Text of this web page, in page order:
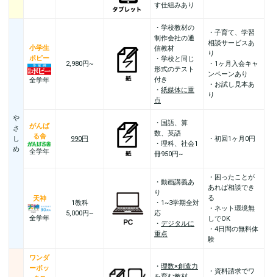
す仕組みあり
や
さ
し
め
小学生
ポピー
全学年
2,980円~
・学校教材の
制作会社の通
信教材
・学校と同じ
形式のテスト
付き
・ 紙媒体に重
点
・子育て、学習
相談サービスあ
り
・1ヶ月入会キャ
ンペーンあり
・お試し見本あ
り
がんば
る舎
全学年
990円
・国語、算
数、英語
・理科、社会1
冊950円~
・初回1ヶ月0円
天神
全学年
1教科
5,000円~
・動画講義あ
り
・1~3学期全対
応
・ デジタルに
重点
・困ったことが
あれば相談でき
る
・ネット環境無
しでOK
・4日間の無料体
験
ワンダ
ーボッ
・ 理数×創造力
・資料請求でワ